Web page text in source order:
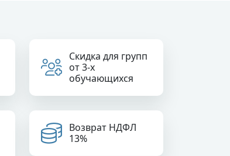
Скидка для групп
от 3-х
обучающихся
Возврат НДФЛ
13%